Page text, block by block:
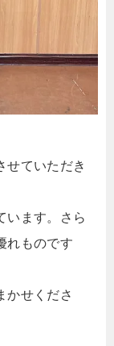
せていただき
います。さら
れものです
かせくださ